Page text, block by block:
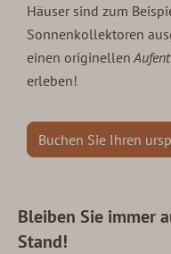
Häuser sind zum
Sonnenkollektoren
einen originellen
erleben!
Buchen Sie Ihren
Bleiben Sie immer
Stand!